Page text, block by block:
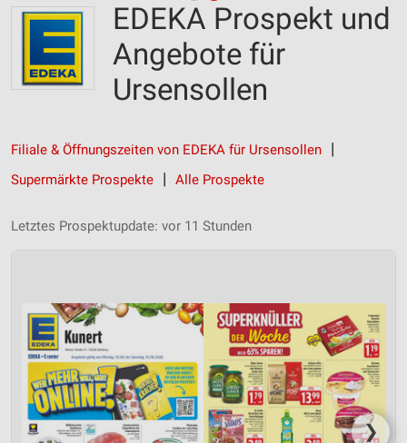
EDEKA Prospekt und
Angebote für
Ursensollen
Filiale & Öffnungszeiten von EDEKA für Ursensollen
Supermärkte Prospekte
Alle Prospekte
Letztes Prospektupdate: vor 11 Stunden
❯